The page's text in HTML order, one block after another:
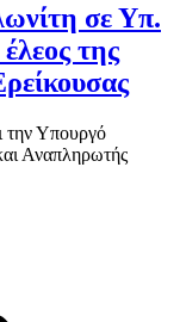
σε Υπ.
της
την Υπουργό
Αναπληρωτής